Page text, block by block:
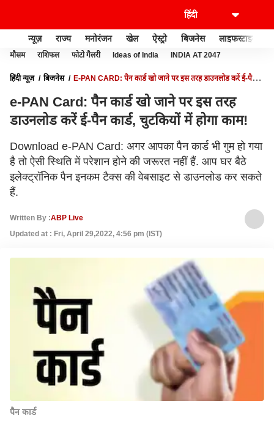
न्यूज़ राज्य मनोरंजन खेल ऐस्ट्रो बिजनेस लाइफस्टाइल
मौसम राशिफल फोटो गैलरी Ideas of India INDIA AT 2047
हिंदी न्यूज़ बिजनेस
E-PAN CARD: पैन कार्ड खो जाने पर इस तरह डाउनलोड करें ई-पैन
e-PAN Card: पैन कार्ड खो जाने पर इस तरह
डाउनलोड करें ई-पैन कार्ड, चुटकियों में होगा काम!
Download e-PAN Card: अगर आपका पैन कार्ड भी गुम हो गया
है तो ऐसी स्थिति में परेशान होने की जरूरत नहीं हैं. आप घर बैठे
इलेक्ट्रॉनिक पैन इनकम टैक्स की वेबसाइट से डाउनलोड कर सकते
हैं.
Written By :ABP Live
Updated at : Fri, April 29,2022, 4:56 pm (IST)
पैन कार्ड